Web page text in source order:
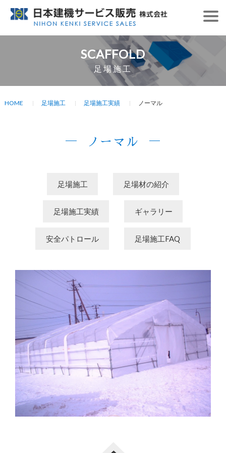
SCAFFOLD
足場施工
HOME 足場施工 足場施工実績 ノーマル
ノーマル
足場施工 足場材の紹介
足場施工実績 ギャラリー
安全パトロール 足場施工FAQ